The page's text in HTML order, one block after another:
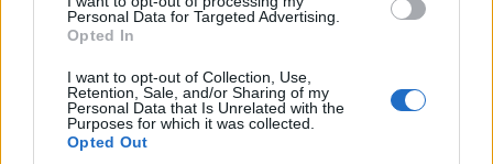
Personal Data for Targeted Advertising.
Opted In
I want to opt-out of Collection, Use,
Retention, Sale, and/or Sharing of my
Personal Data that Is Unrelated with the
Purposes for which it was collected.
Opted Out